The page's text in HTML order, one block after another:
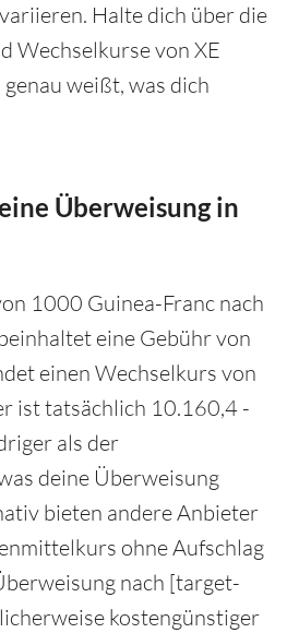
Halte dich über die
Wechselkurse von XE
weißt, was dich
Überweisung in
1000 Guinea-Franc nach
eine Gebühr von
einen Wechselkurs von
ist tatsächlich 10.160,4 -
als der
deine Überweisung
bieten andere Anbieter
ohne Aufschlag
nach [target-
kostengünstiger